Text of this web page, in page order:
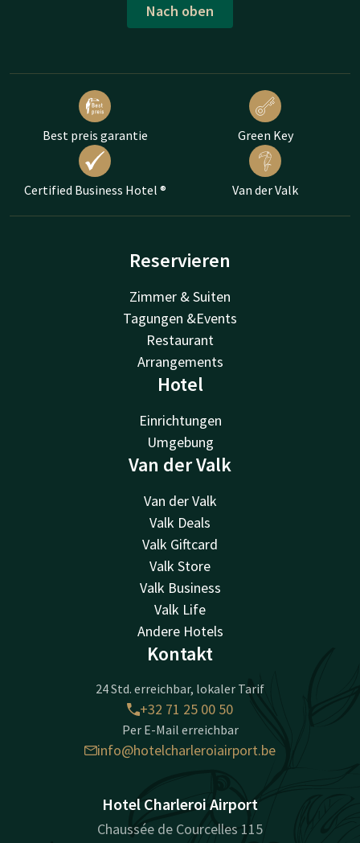
Nach oben
Best preis garantie Green Key
Certified Business Hotel ® Van der Valk
Reservieren
Zimmer & Suiten
Tagungen &Events
Restaurant
Arrangements
Hotel
Einrichtungen
Umgebung
Van der Valk
Van der Valk
Valk Deals
Valk Giftcard
Valk Store
Valk Business
Valk Life
Andere Hotels
Kontakt
24 Std. erreichbar, lokaler Tarif
+32 71 25 00 50
Per E-Mail erreichbar
info@hotelcharleroiairport.be
Hotel Charleroi Airport
Chaussée de Courcelles 115